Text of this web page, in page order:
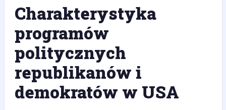
Charakterystyka
programów
politycznych
republikanów i
demokratów w USA